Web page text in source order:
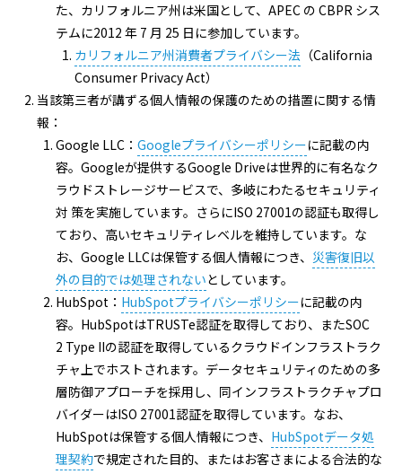
た、カリフォルニア州は米国として、APEC の CBPR シス
テムに2012 年 7 月 25 日に参加しています。
カリフォルニア州消費者プライバシー法 （California
Consumer Privacy Act）
当該第三者が講ずる個人情報の保護のための措置に関する情
報：
Google LLC： Googleプライバシーポリシーに記載の内
容。Googleが提供するGoogle Driveは世界的に有名なク
ラウドストレージサービスで、多岐にわたるセキュリティ
対 策を実施しています。さらにISO 27001の認証も取得し
ており、高いセキュリティレベルを維持しています。な
お、Google LLCは保管する個人情報につき、 災害復旧以
外の目的では処理されないとしています。
HubSpot： HubSpotプライバシーポリシーに記載の内
容。HubSpotはTRUSTe認証を取得しており、またSOC
2 Type IIの認証を取得しているクラウドインフラストラク
チャ上でホストされます。データセキュリティのための多
層防御アプローチを採用し、同インフラストラクチャプロ
バイダーはISO 27001認証を取得しています。なお、
HubSpotは保管する個人情報につき、 HubSpotデータ処
理契約で規定された目的、またはお客さまによる合法的な